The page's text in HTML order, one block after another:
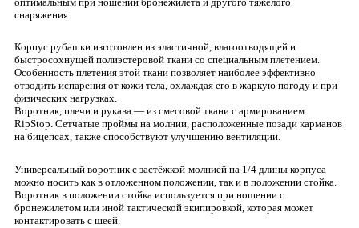
снаряжения.
Корпус рубашки изготовлен из эластичной, влагоотводящей и
быстросохнущей полиэстеровой ткани со специальным плетением.
Особенность плетения этой ткани позволяет наиболее эффективно
отводить испарения от кожи тела, охлаждая его в жаркую погоду и при
физических нагрузках.
Воротник, плечи и рукава — из смесовой ткани с армированием
RipStop. Сетчатые проймы на молнии, расположенные позади карманов
на бицепсах, также способствуют улучшению вентиляции.
Универсальный воротник с застёжкой-молнией на 1/4 длины корпуса
можно носить как в отложенном положении, так и в положении стойка.
Воротник в положении стойка используется при ношении с
бронежилетом или иной тактической экипировкой, которая может
контактировать с шеей.